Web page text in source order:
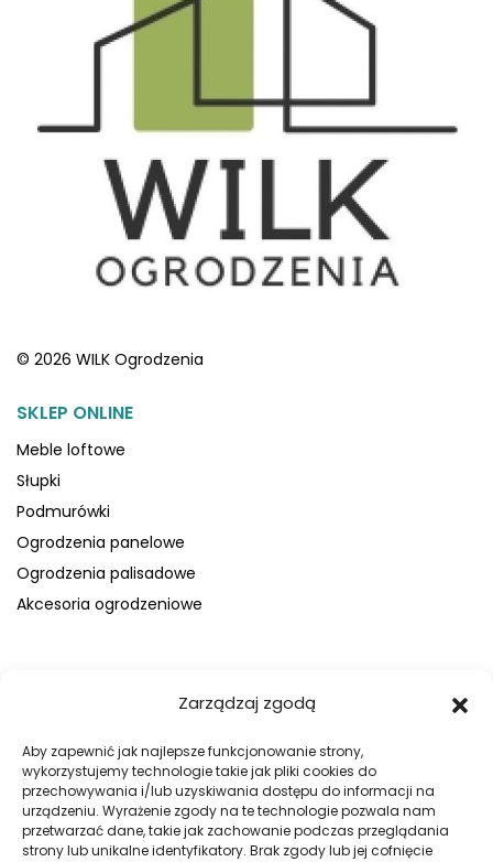
Zarządzaj zgodą
Aby zapewnić jak najlepsze funkcjonowanie strony,
wykorzystujemy technologie takie jak pliki cookies do
przechowywania i/lub uzyskiwania dostępu do informacji na
urządzeniu. Wyrażenie zgody na te technologie pozwala nam
przetwarzać dane, takie jak zachowanie podczas przeglądania
strony lub unikalne identyfikatory. Brak zgody lub jej cofnięcie
© 2026 WILK Ogrodzenia
SKLEP ONLINE
Meble loftowe
Słupki
Podmurówki
Ogrodzenia panelowe
Ogrodzenia palisadowe
Akcesoria ogrodzeniowe
Blog
Kontakt
Galeria
Regulamin